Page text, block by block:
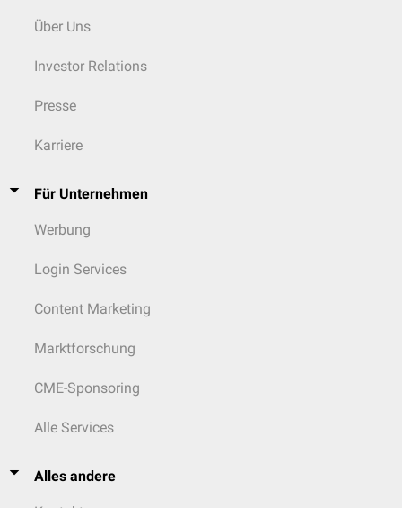
Über Uns
Investor Relations
Presse
Karriere
Für Unternehmen
Werbung
Login Services
Content Marketing
Marktforschung
CME-Sponsoring
Alle Services
Alles andere